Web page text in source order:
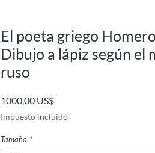
El poeta griego
Dibujo a lápiz según el
ruso
1000,00 US$Precio
Impuesto incluido
Tamaño *